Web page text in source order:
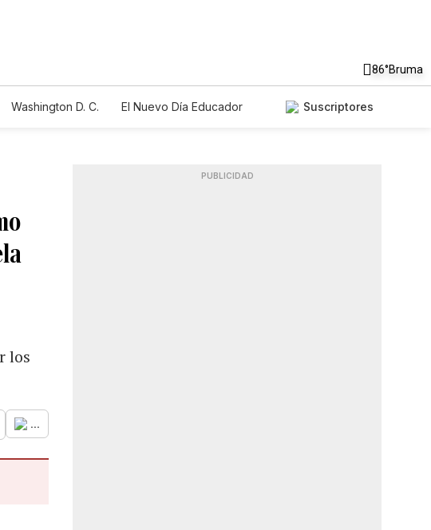
86°Bruma
Washington D. C.
El Nuevo Día Educador
Suscriptores
los
...
PUBLICIDAD